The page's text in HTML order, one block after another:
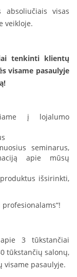
tenkinti klientų
visame pasaulyje
į lojalumo
išsirinkti,
3 tūkstančiai
tūkstančių salonų,
pasaulyje.
tendencijas
produktus.